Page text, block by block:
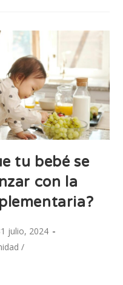
tu bebé se
con la
julio, 2024
/